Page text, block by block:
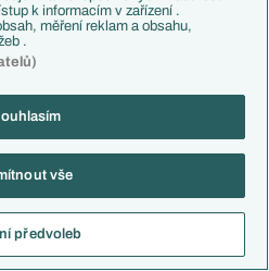
postupem. Proti Rize
ve Francii nadějný
s Lyonem zářil Ryneš
zůstává stoprocentní
k informacím v zařízení .
měření reklam a obsahu,
.
vše
předvoleb